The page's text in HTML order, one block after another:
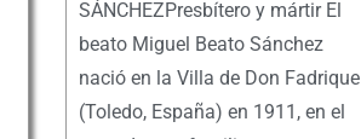
SÁNCHEZPresbítero y mártir El
beato Miguel Beato Sánchez
nació en la Villa de Don Fadrique
(Toledo, España) en 1911, en el